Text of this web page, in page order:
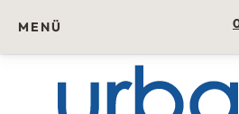
MENÜ
Kontakt